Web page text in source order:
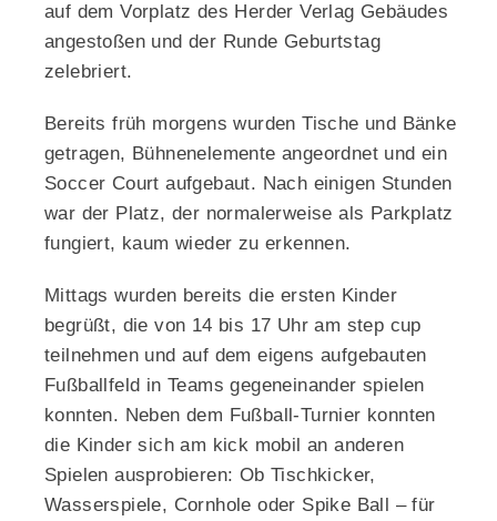
auf dem Vorplatz des Herder Verlag Gebäudes
angestoßen und der Runde Geburtstag
zelebriert.
Bereits früh morgens wurden Tische und Bänke
getragen, Bühnenelemente angeordnet und ein
Soccer Court aufgebaut. Nach einigen Stunden
war der Platz, der normalerweise als Parkplatz
fungiert, kaum wieder zu erkennen.
Mittags wurden bereits die ersten Kinder
begrüßt, die von 14 bis 17 Uhr am step cup
teilnehmen und auf dem eigens aufgebauten
Fußballfeld in Teams gegeneinander spielen
konnten. Neben dem Fußball-Turnier konnten
die Kinder sich am kick mobil an anderen
Spielen ausprobieren: Ob Tischkicker,
Wasserspiele, Cornhole oder Spike Ball – für